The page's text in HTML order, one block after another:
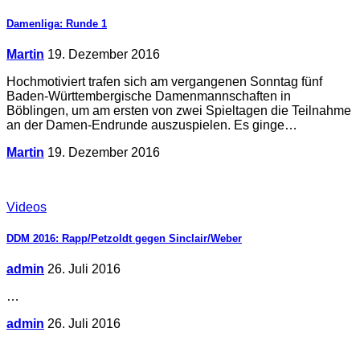
Damenliga: Runde 1
Martin 19. Dezember 2016
Hochmotiviert trafen sich am vergangenen Sonntag fünf
Baden-Württembergische Damenmannschaften in
Böblingen, um am ersten von zwei Spieltagen die Teilnahme
an der Damen-Endrunde auszuspielen. Es ginge…
Martin 19. Dezember 2016
Videos
DDM 2016: Rapp/Petzoldt gegen Sinclair/Weber
admin 26. Juli 2016
…
admin 26. Juli 2016